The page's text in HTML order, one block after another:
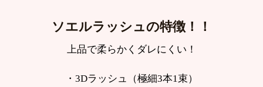
ソエルラッシュの特徴！！
上品で柔らかくダレにくい！
・3Dラッシュ（極細3本1束）